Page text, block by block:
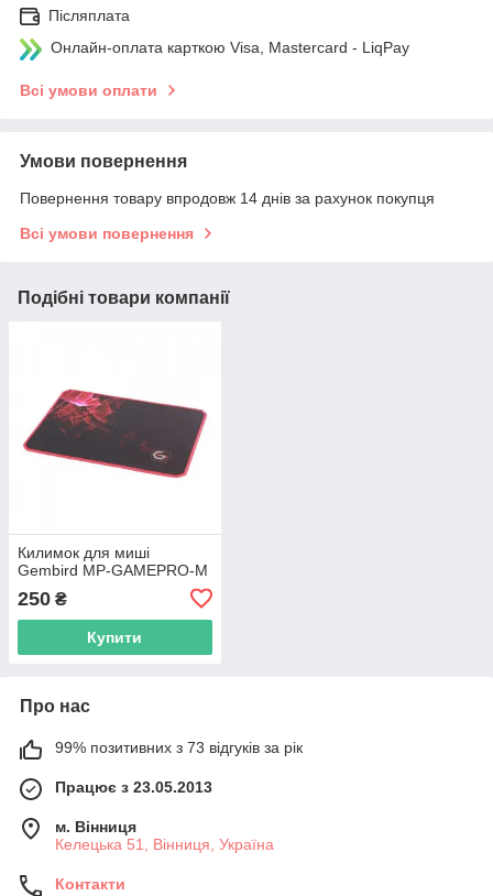
Післяплата
Онлайн-оплата карткою Visa, Mastercard - LiqPay
Всі умови оплати
Умови повернення
Повернення товару впродовж 14 днів за рахунок покупця
Всі умови повернення
Подібні товари компанії
Килимок для миші
Gembird MP-GAMEPRO-M
250 ₴
Купити
Про нас
99% позитивних з 73 відгуків за рік
Працює з 23.05.2013
м. Вінниця
Келецька 51, Вінниця, Україна
Контакти